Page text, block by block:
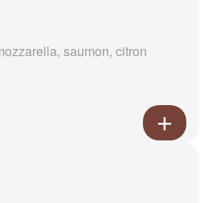
saumon, citron